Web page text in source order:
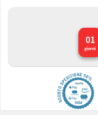
01
giorni